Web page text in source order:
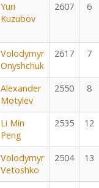
Yuri
Kuzubov
2607 6
Volodymyr
Onyshchuk
2617 7
Alexander
Motylev
2550 8
Li Min
Peng
2535 12
Volodymyr
Vetoshko
2504 13